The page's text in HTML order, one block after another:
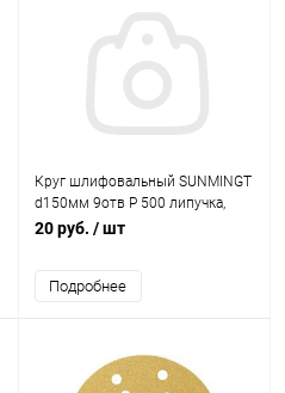
Круг шлифовальный SUNMINGT
d150мм 9отв Р 500 липучка,
зелёный (корея)
20 руб. / шт
Подробнее